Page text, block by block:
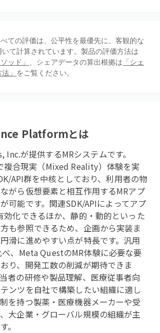
ての評価は、公平性を最優先に、客観的な
て計算されています。製品の評価方法は
ッド」 、シェアデータの算出根拠は 「シェ
」 をご覧ください。
Platformとは
が提供するMRシステムです。
複合現実（Mixed Reality）体験を実
API群を中核としており、利用者の物
がら仮想要素と相互作用するMRアプ
可能です。関連SDK/APIによってアプ
効化できるほか、静的・動的といった
も参照できるため、企画から実装ま
滑に進めやすい点が特長です。汎用
べ、Meta QuestのMR体験に必要な要
り、開発工数の削減が期待できま
者の研修や製品理解、医療従事者向
ンツを自社で構築したい組織に適し
を持つ製薬・医療機器メーカーや受
大企業・グローバル規模の組織が主
。